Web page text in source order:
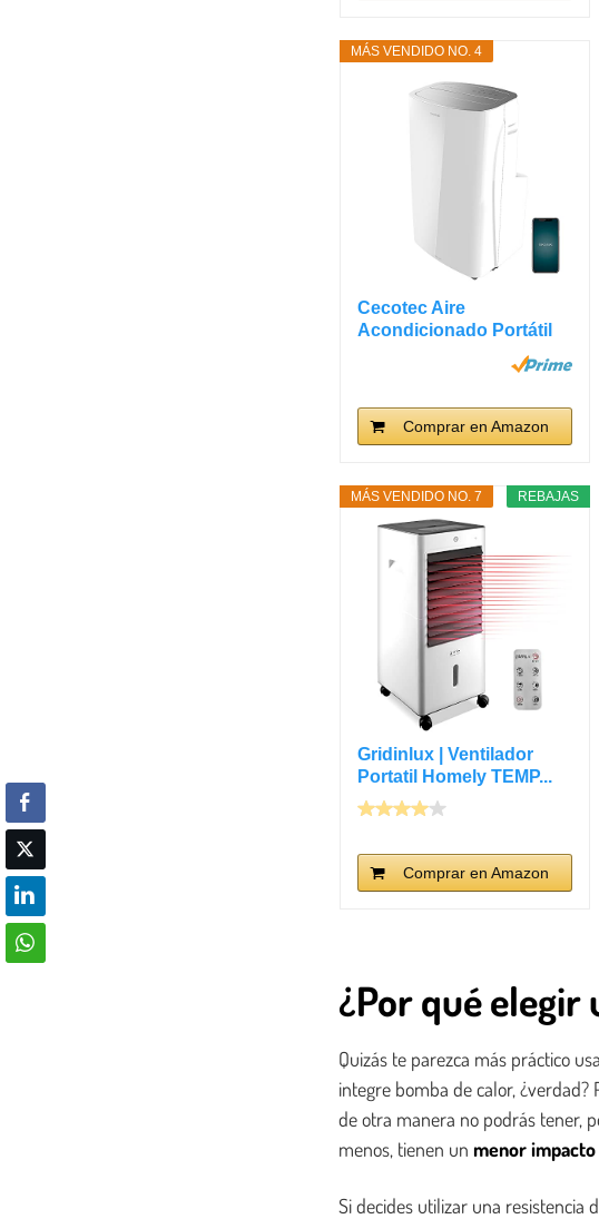
MÁS VENDIDO NO. 4
Cecotec Aire
Acondicionado Portátil
Comprar en Amazon
REBAJAS
MÁS VENDIDO NO. 7
Gridinlux | Ventilador
Portatil Homely TEMP...
Comprar en Amazon
¿Por qué
Quizás te parezca más práctico
integre bomba de calor,
de otra manera no podrás tener,
menos, tienen un menor
Si decides utilizar una resistencia